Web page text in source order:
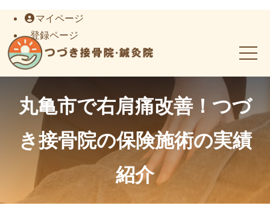
マイページ
登録ページ
丸亀市で右肩痛改善！つづき接骨院の保険施術の実績紹介
丸亀市で右肩痛改善！つづ
き接骨院の保険施術の実績
紹介